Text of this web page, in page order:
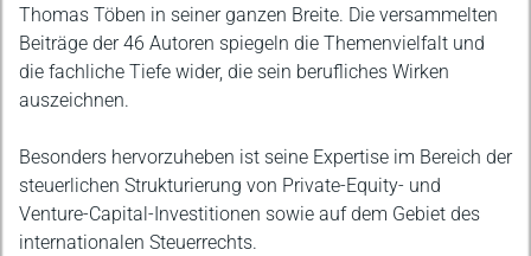
Thomas Töben in seiner ganzen Breite. Die versammelten
Beiträge der 46 Autoren spiegeln die Themenvielfalt und
die fachliche Tiefe wider, die sein berufliches Wirken
auszeichnen.
Besonders hervorzuheben ist seine Expertise im Bereich der
steuerlichen Strukturierung von Private-Equity- und
Venture-Capital-Investitionen sowie auf dem Gebiet des
internationalen Steuerrechts.